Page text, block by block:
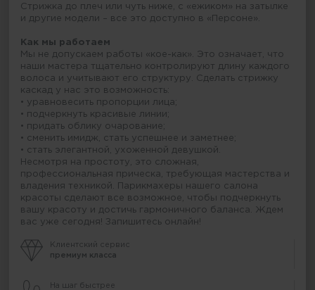
Стрижка до плеч или чуть ниже, с «ежиком» на затылке
и другие модели – все это доступно в «Персоне».
Как мы работаем
Мы не допускаем работы «кое-как». Это означает, что
наши мастера тщательно контролируют длину каждого
волоса и учитывают его структуру. Сделать стрижку
каскад у нас это возможность:
• уравновесить пропорции лица;
• подчеркнуть красивые линии;
• придать облику очарование;
• сменить имидж, стать успешнее и заметнее;
• стать элегантной, ухоженной девушкой.
Несмотря на простоту, это сложная,
профессиональная прическа, требующая мастерства и
владения техникой. Парикмахеры нашего салона
красоты сделают все возможное, чтобы подчеркнуть
вашу красоту и достичь гармоничного баланса. Ждем
вас уже сегодня! Запишитесь онлайн!
Клиентский сервис
премиум класса
На шаг быстрее